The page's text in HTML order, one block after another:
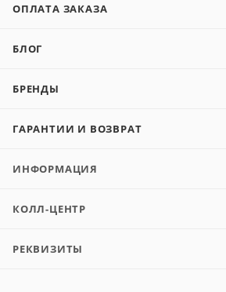
ОПЛАТА ЗАКАЗА
БЛОГ
БРЕНДЫ
ГАРАНТИИ И ВОЗВРАТ
ИНФОРМАЦИЯ
КОЛЛ-ЦЕНТР
РЕКВИЗИТЫ